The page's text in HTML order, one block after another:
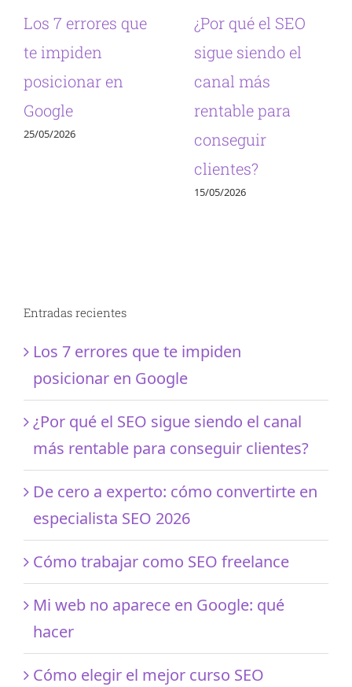
Los 7 errores que
te impiden
posicionar en
Google
25/05/2026
¿Por qué el SEO
sigue siendo el
canal más
rentable para
conseguir
clientes?
15/05/2026
Entradas recientes
Los 7 errores que te impiden
posicionar en Google
¿Por qué el SEO sigue siendo el canal
más rentable para conseguir clientes?
De cero a experto: cómo convertirte en
especialista SEO 2026
Cómo trabajar como SEO freelance
Mi web no aparece en Google: qué
hacer
Cómo elegir el mejor curso SEO